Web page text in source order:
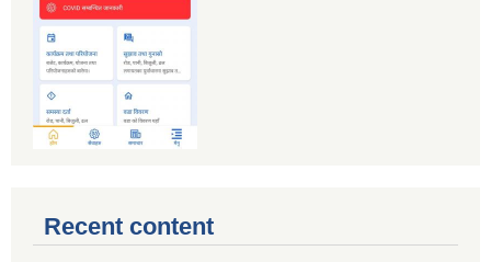
Recent content